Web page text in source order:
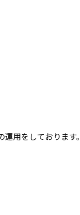
用をしております。